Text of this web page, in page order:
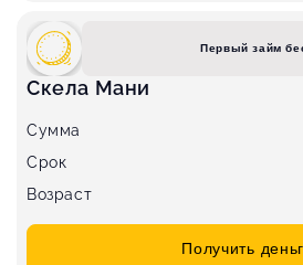
Первый займ
Скела Мани
Сумма
Срок
Возраст
Получить